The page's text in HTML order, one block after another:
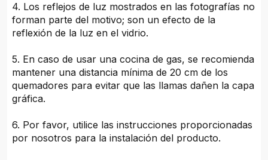
4. Los reflejos de luz mostrados en las fotografías no
forman parte del motivo; son un efecto de la
reflexión de la luz en el vidrio.
5. En caso de usar una cocina de gas, se recomienda
mantener una distancia mínima de 20 cm de los
quemadores para evitar que las llamas dañen la capa
gráfica.
6. Por favor, utilice las instrucciones proporcionadas
por nosotros para la instalación del producto.